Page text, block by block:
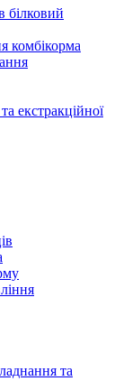
білковий
комбікорма
екстракційної
та